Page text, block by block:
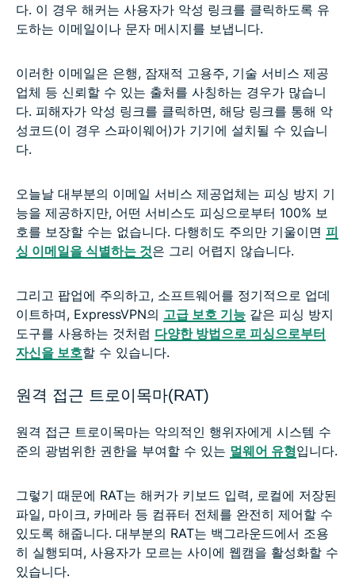
다. 이 경우 해커는 사용자가 악성 링크를 클릭하도록 유
도하는 이메일이나 문자 메시지를 보냅니다.
이러한 이메일은 은행, 잠재적 고용주, 기술 서비스 제공
업체 등 신뢰할 수 있는 출처를 사칭하는 경우가 많습니
다. 피해자가 악성 링크를 클릭하면, 해당 링크를 통해 악
성코드(이 경우 스파이웨어)가 기기에 설치될 수 있습니
다.
오늘날 대부분의 이메일 서비스 제공업체는 피싱 방지 기
능을 제공하지만, 어떤 서비스도 피싱으로부터 100% 보
호를 보장할 수는 없습니다. 다행히도 주의만 기울이면 피
싱 이메일을 식별하는 것은 그리 어렵지 않습니다.
그리고 팝업에 주의하고, 소프트웨어를 정기적으로 업데
이트하며, ExpressVPN의 고급 보호 기능 같은 피싱 방지
도구를 사용하는 것처럼 다양한 방법으로 피싱으로부터
자신을 보호할 수 있습니다.
원격 접근 트로이목마(RAT)
원격 접근 트로이목마는 악의적인 행위자에게 시스템 수
준의 광범위한 권한을 부여할 수 있는 멀웨어 유형입니다.
그렇기 때문에 RAT는 해커가 키보드 입력, 로컬에 저장된
파일, 마이크, 카메라 등 컴퓨터 전체를 완전히 제어할 수
있도록 해줍니다. 대부분의 RAT는 백그라운드에서 조용
히 실행되며, 사용자가 모르는 사이에 웹캠을 활성화할 수
있습니다.